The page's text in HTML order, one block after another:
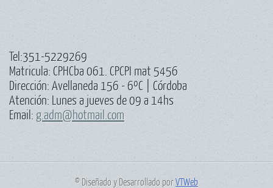
Tel:351-5229269
Matricula: CPHCba 061. CPCPI mat 5456
Dirección: Avellaneda 156 - 6ºC | Córdoba
Atención: Lunes a jueves de 09 a 14hs
Email: g.adm@hotmail.com
© Diseñado y Desarrollado porVTWeb